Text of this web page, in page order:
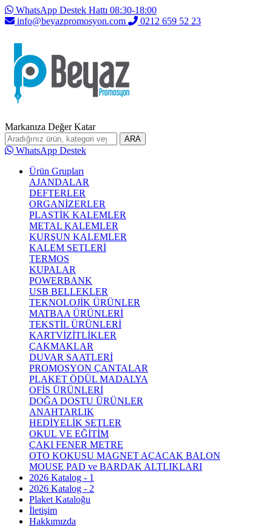
WhatsApp Destek Hattı 08:30-18:00
info@beyazpromosyon.com
0212 659 52 23
Markanıza Değer Katar
ARA
WhatsApp Destek
Ürün Grupları
AJANDALAR
DEFTERLER
ORGANİZERLER
PLASTİK KALEMLER
METAL KALEMLER
KURŞUN KALEMLER
KALEM SETLERİ
TERMOS
KUPALAR
POWERBANK
USB BELLEKLER
TEKNOLOJİK ÜRÜNLER
MATBAA ÜRÜNLERİ
TEKSTİL ÜRÜNLERİ
KARTVİZİTLİKLER
ÇAKMAKLAR
DUVAR SAATLERİ
PROMOSYON ÇANTALAR
PLAKET ÖDÜL MADALYA
OFİS ÜRÜNLERİ
DOĞA DOSTU ÜRÜNLER
ANAHTARLIK
HEDİYELİK SETLER
OKUL VE EĞİTİM
ÇAKI FENER METRE
OTO KOKUSU MAGNET AÇACAK BALON
MOUSE PAD ve BARDAK ALTLIKLARI
2026 Katalog - 1
2026 Katalog - 2
Plaket Kataloğu
İletişim
Hakkımızda